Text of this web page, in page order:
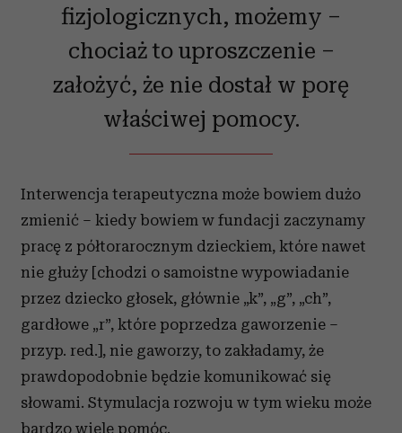
fizjologicznych, możemy –
chociaż to uproszczenie –
założyć, że nie dostał w porę
właściwej pomocy.
Interwencja terapeutyczna może bowiem dużo
zmienić – kiedy bowiem w fundacji zaczynamy
pracę z półtorarocznym dzieckiem, które nawet
nie głuży [chodzi o samoistne wypowiadanie
przez dziecko głosek, głównie „k”, „g”, „ch”,
gardłowe „r”, które poprzedza gaworzenie –
przyp. red.], nie gaworzy, to zakładamy, że
prawdopodobnie będzie komunikować się
słowami. Stymulacja rozwoju w tym wieku może
bardzo wiele pomóc.